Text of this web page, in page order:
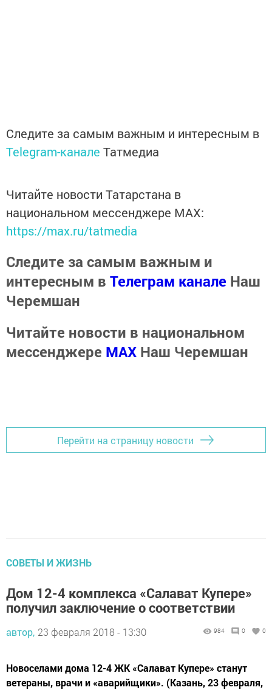
Следите за самым важным и интересным в
Telegram-канале Татмедиа
Читайте новости Татарстана в
национальном мессенджере MАХ:
https://max.ru/tatmedia
Следите за самым важным и
интересным в Телеграм канале Наш
Черемшан
Читайте новости в национальном
мессенджере MАХ Наш Черемшан
Перейти на страницу новости
СОВЕТЫ И ЖИЗНЬ
Дом 12-4 комплекса «Салават Купере»
получил заключение о соответствии
автор, 23 февраля 2018 - 13:30 984 0 0
Новоселами дома 12-4 ЖК «Салават Купере» станут
ветераны, врачи и «аварийщики». (Казань, 23 февраля,